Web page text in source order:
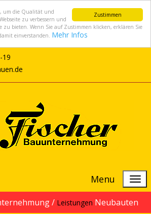
Zustimmen
um die Qualität und
zu verbessern und
zu bieten. Wenn Sie auf Zustimmen klicken, erklären Sie
einverstanden. Mehr Infos
19
Menu
/ Leistungen Neubauten